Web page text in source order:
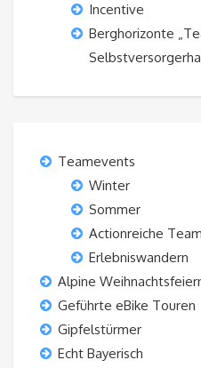
Incentive
Berghorizonte
Teamevents
Winter
Sommer
Actionreiche
Erlebniswandern
Alpine
Geführte eBike Touren
Gipfelstürmer
Echt Bayerisch